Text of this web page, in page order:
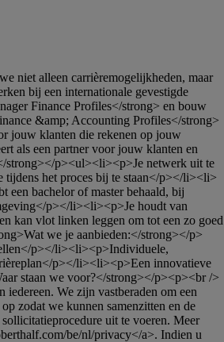
bij een internationale gevestigde
Finance Profiles</strong> en bouw
&amp; Accounting Profiles</strong>
jouw klanten die rekenen op jouw
als een partner voor jouw klanten en
strong></p><ul><li><p>Je netwerk uit te
het proces bij te staan</p></li><li>
een bachelor of master behaald, bij
p></li><li><p>Je houdt van
kan vlot linken leggen om tot een zo goed
we je aanbieden:</strong></p>
p></li><li><p>Individuele,
p></li><li><p>Een innovatieve
staan we voor?</strong></p><p><br />
We zijn vastberaden om een
zodat we kunnen samenzitten en de
uit te voeren. Meer
be/nl/privacy</a>. Indien u